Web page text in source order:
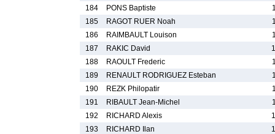
184
PONS Baptiste
185
RAGOT RUER Noah
186
RAIMBAULT Louison
187
RAKIC David
188
RAOULT Frederic
189
RENAULT RODRIGUEZ Esteban
190
REZK Philopatir
191
RIBAULT Jean-Michel
192
RICHARD Alexis
193
RICHARD Ilan